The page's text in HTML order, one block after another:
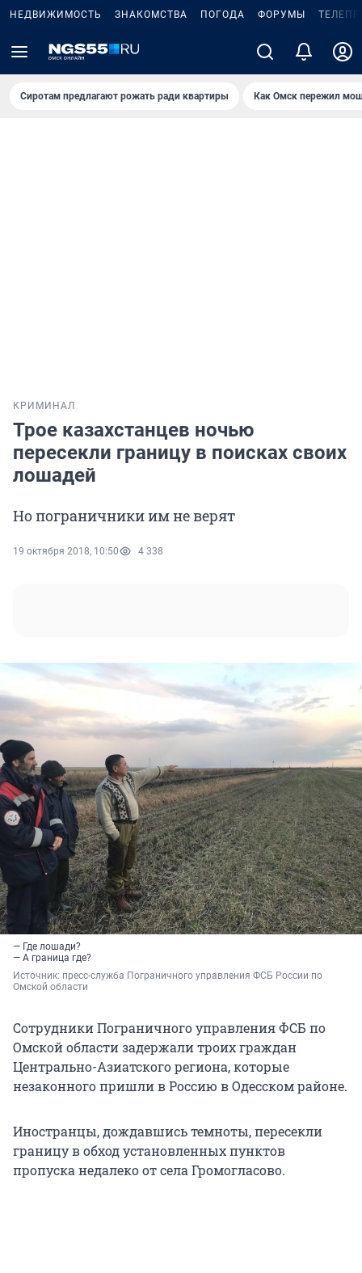
НЕДВИЖИМОСТЬ ЗНАКОМСТВА ПОГОДА ФОРУМЫ
Сиротам предлагают рожать ради квартиры Как Омск пережил
КРИМИНАЛ
Трое казахстанцев ночью
пересекли границу в поисках своих
лошадей
Но пограничники им не верят
19 октября 2018, 10:50 4 338
— Где лошади?
— А граница где?
Источник: пресс-служба Пограничного управления ФСБ России по
Омской области
Сотрудники Пограничного управления ФСБ по
Омской области задержали троих граждан
Центрально-Азиатского региона, которые
незаконного пришли в Россию в Одесском районе.
Иностранцы, дождавшись темноты, пересекли
границу в обход установленных пунктов
пропуска недалеко от села Громогласово.